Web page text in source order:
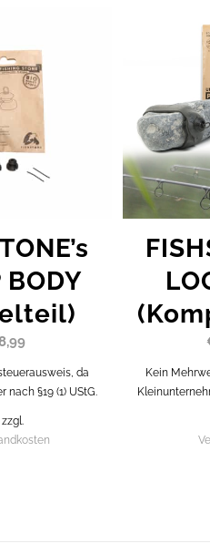
BODY
da
§19 (1) UStG.
zzgl.
Kein